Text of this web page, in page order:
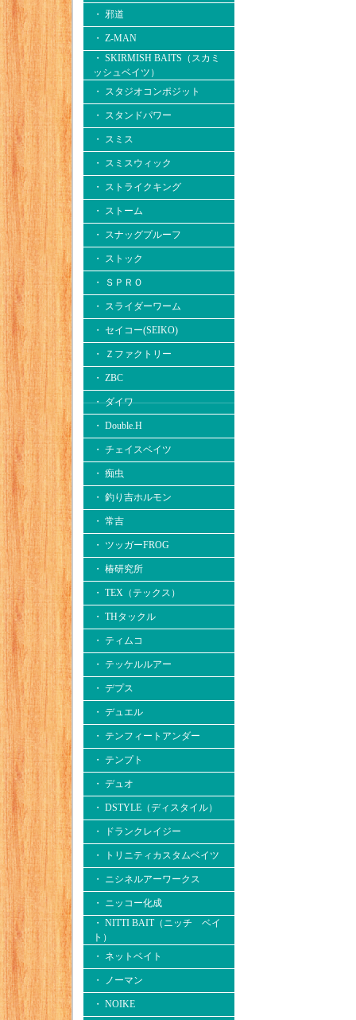
・ 邪道
・ Z-MAN
・ SKIRMISH BAITS（スカミ
ッシュベイツ）
・ スタジオコンポジット
・ スタンドパワー
・ スミス
・ スミスウィック
・ ストライクキング
・ ストーム
・ スナッグプルーフ
・ ストック
・ ＳＰＲＯ
・ スライダーワーム
・ セイコー(SEIKO)
・ Ｚファクトリー
・ ZBC
・ ダイワ
・ Double.H
・ チェイスベイツ
・ 痴虫
・ 釣り吉ホルモン
・ 常吉
・ ツッガーFROG
・ 椿研究所
・ TEX（テックス）
・ THタックル
・ ティムコ
・ テッケルルアー
・ デプス
・ デュエル
・ テンフィートアンダー
・ テンプト
・ デュオ
・ DSTYLE（ディスタイル）
・ ドランクレイジー
・ トリニティカスタムベイツ
・ ニシネルアーワークス
・ ニッコー化成
・ NITTI BAIT（ニッチ ベイ
ト）
・ ネットベイト
・ ノーマン
・ NOIKE